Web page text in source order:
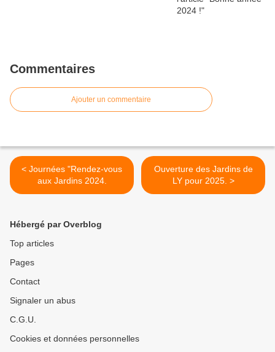
Commentaires
Ajouter un commentaire
< Journées "Rendez-vous
aux Jardins 2024.
Ouverture des Jardins de
LY pour 2025. >
Hébergé par Overblog
Top articles
Pages
Contact
Signaler un abus
C.G.U.
Cookies et données personnelles